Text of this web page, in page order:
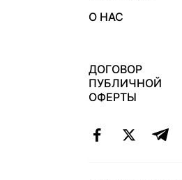
О НАС
ДОГОВОР
ПУБЛИЧНОЙ
ОФЕРТЫ